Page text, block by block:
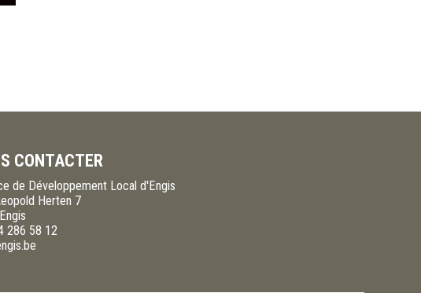
CONTACTER
de Développement Local d'Engis
Herten 7
Engis
286 58 12